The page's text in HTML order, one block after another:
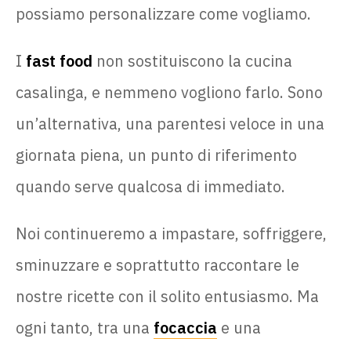
possiamo personalizzare come vogliamo.
I fast food non sostituiscono la cucina
casalinga, e nemmeno vogliono farlo. Sono
un’alternativa, una parentesi veloce in una
giornata piena, un punto di riferimento
quando serve qualcosa di immediato.
Noi continueremo a impastare, soffriggere,
sminuzzare e soprattutto raccontare le
nostre ricette con il solito entusiasmo. Ma
ogni tanto, tra una focaccia e una